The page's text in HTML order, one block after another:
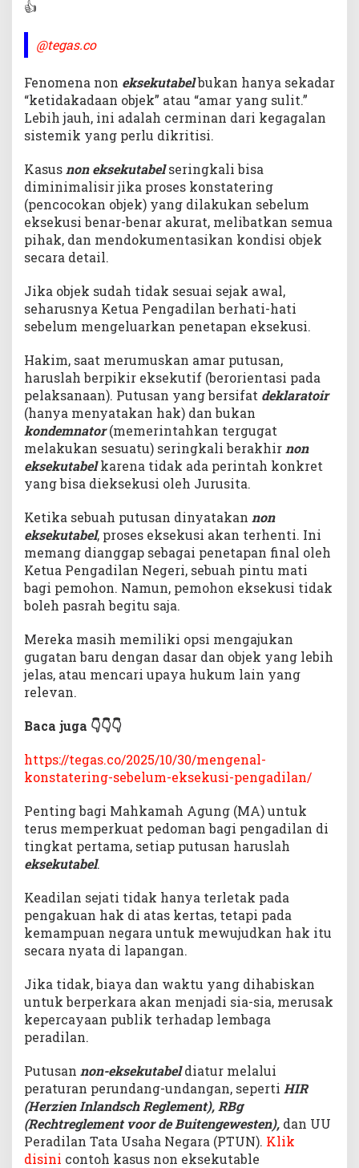
👍
@tegas.co
Fenomena non eksekutabelbukan hanya sekadar
“ketidakadaan objek” atau “amar yang sulit.”
Lebih jauh, ini adalah cerminan dari kegagalan
sistemik yang perlu dikritisi.
Kasus non eksekutabelseringkali bisa
diminimalisir jika proses konstatering
(pencocokan objek) yang dilakukan sebelum
eksekusi benar-benar akurat, melibatkan semua
pihak, dan mendokumentasikan kondisi objek
secara detail.
Jika objek sudah tidak sesuai sejak awal,
seharusnya Ketua Pengadilan berhati-hati
sebelum mengeluarkan penetapan eksekusi.
Hakim, saat merumuskan amar putusan,
haruslah berpikir eksekutif (berorientasi pada
pelaksanaan). Putusan yang bersifat deklaratoir
(hanya menyatakan hak) dan bukan
kondemnator(memerintahkan tergugat
melakukan sesuatu) seringkali berakhir non
eksekutabelkarena tidak ada perintah konkret
yang bisa dieksekusi oleh Jurusita.
Ketika sebuah putusan dinyatakan non
eksekutabel, proses eksekusi akan terhenti. Ini
memang dianggap sebagai penetapan final oleh
Ketua Pengadilan Negeri, sebuah pintu mati
bagi pemohon. Namun, pemohon eksekusi tidak
boleh pasrah begitu saja.
Mereka masih memiliki opsi mengajukan
gugatan baru dengan dasar dan objek yang lebih
jelas, atau mencari upaya hukum lain yang
relevan.
Baca juga 👇👇👇
https://tegas.co/2025/10/30/mengenal-
konstatering-sebelum-eksekusi-pengadilan/
Penting bagi Mahkamah Agung (MA) untuk
terus memperkuat pedoman bagi pengadilan di
tingkat pertama, setiap putusan haruslah
eksekutabel.
Keadilan sejati tidak hanya terletak pada
pengakuan hak di atas kertas, tetapi pada
kemampuan negara untuk mewujudkan hak itu
secara nyata di lapangan.
Jika tidak, biaya dan waktu yang dihabiskan
untuk berperkara akan menjadi sia-sia, merusak
kepercayaan publik terhadap lembaga
peradilan.
Putusan non-eksekutabeldiatur melalui
peraturan perundang-undangan, seperti HIR
(Herzien Inlandsch Reglement), RBg
(Rechtreglement voor de Buitengewesten), dan UU
Peradilan Tata Usaha Negara (PTUN). Klik
disini contoh kasus non eksekutable